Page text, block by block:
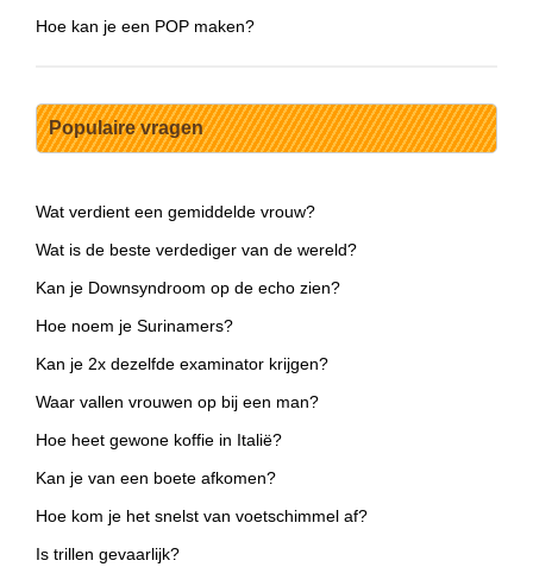
Hoe kan je een POP maken?
Populaire vragen
Wat verdient een gemiddelde vrouw?
Wat is de beste verdediger van de wereld?
Kan je Downsyndroom op de echo zien?
Hoe noem je Surinamers?
Kan je 2x dezelfde examinator krijgen?
Waar vallen vrouwen op bij een man?
Hoe heet gewone koffie in Italië?
Kan je van een boete afkomen?
Hoe kom je het snelst van voetschimmel af?
Is trillen gevaarlijk?